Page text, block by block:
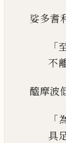
娑多耆
「
不
醯摩波
「
具